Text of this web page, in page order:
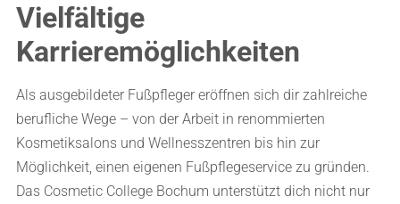
Vielfältige
Karrieremöglichkeiten
Als ausgebildeter Fußpfleger eröffnen sich dir zahlreiche
berufliche Wege – von der Arbeit in renommierten
Kosmetiksalons und Wellnesszentren bis hin zur
Möglichkeit, einen eigenen Fußpflegeservice zu gründen.
Das Cosmetic College Bochum unterstützt dich nicht nur